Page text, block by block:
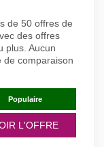
de 50 offres de
des offres
plus. Aucun
de comparaison
Populaire
L'OFFRE